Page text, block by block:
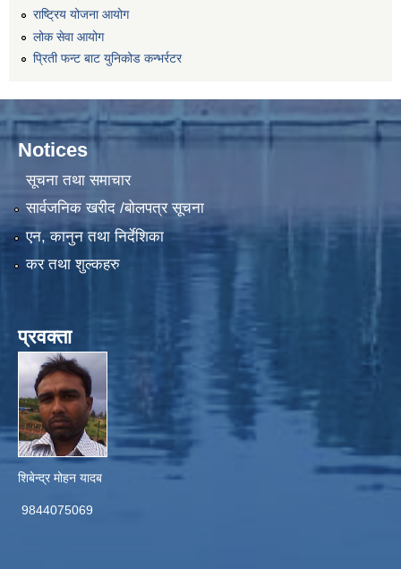
राष्ट्रिय योजना आयोग
लोक सेवा आयोग
प्रिती फन्ट बाट युनिकोड कन्भर्रटर
Notices
सूचना तथा समाचार
सार्वजनिक खरीद /बोलपत्र सूचना
एन, कानुन तथा निर्देशिका
कर तथा शुल्कहरु
प्रवक्ता
शिबेन्द्र मोहन यादब
9844075069